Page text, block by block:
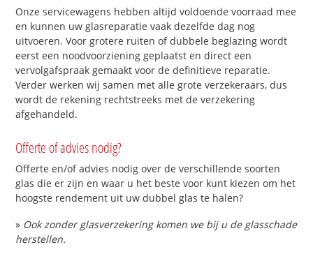
Onze servicewagens hebben altijd voldoende voorraad mee
en kunnen uw glasreparatie vaak dezelfde dag nog
uitvoeren. Voor grotere ruiten of dubbele beglazing wordt
eerst een noodvoorziening geplaatst en direct een
vervolgafspraak gemaakt voor de definitieve reparatie.
Verder werken wij samen met alle grote verzekeraars, dus
wordt de rekening rechtstreeks met de verzekering
afgehandeld.
Offerte of advies nodig?
Offerte en/of advies nodig over de verschillende soorten
glas die er zijn en waar u het beste voor kunt kiezen om het
hoogste rendement uit uw dubbel glas te halen?
» Ook zonder glasverzekering komen we bij u de glasschade
herstellen.